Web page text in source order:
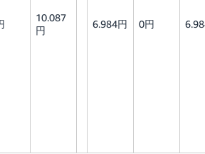
10.087
円
6.984円 0円